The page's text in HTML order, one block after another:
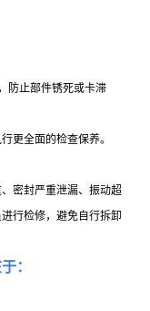
防止部件锈死或卡滞
更全面的检查保养。
密封严重泄漏、振动超
行检修，避免自行拆卸
：